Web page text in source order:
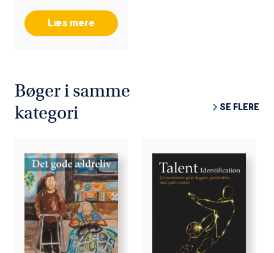
Læs mere
Bøger i samme
kategori
SE FLERE